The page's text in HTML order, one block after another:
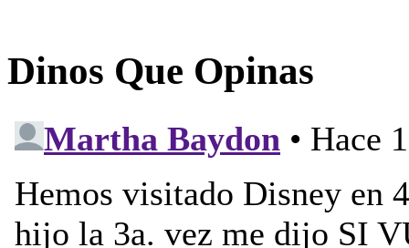
Dinos Que Opinas